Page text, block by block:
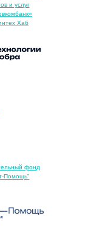
и услуг
Хаб
фонд
Помощь"